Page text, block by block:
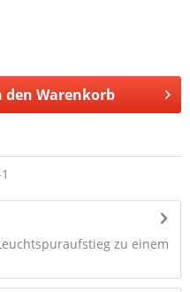
den Warenkorb
zu einem